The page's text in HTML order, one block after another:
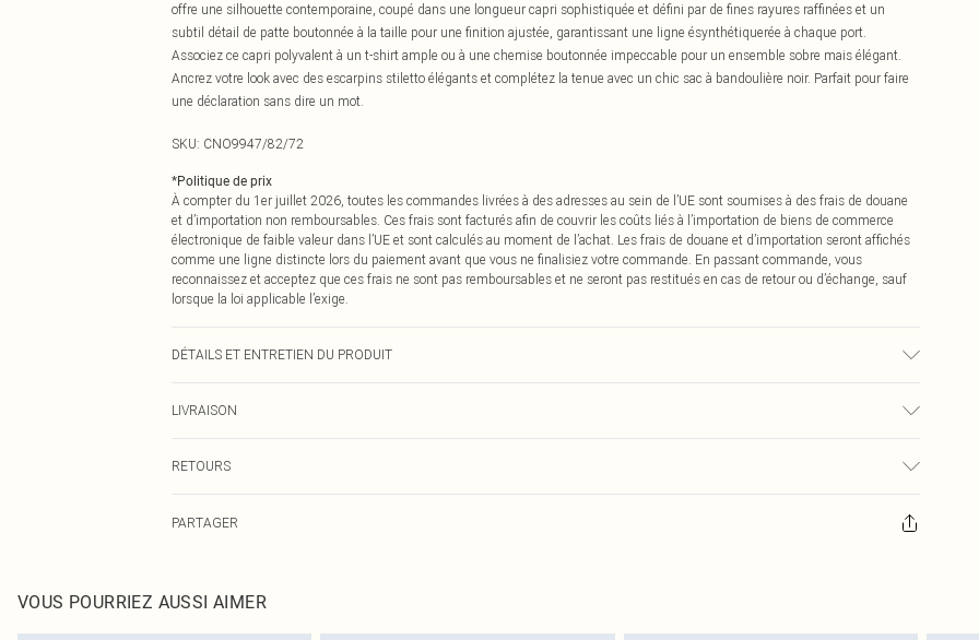
offre une silhouette contemporaine, coupé dans une longueur capri sophistiquée et défini par de fines rayures raffinées et un
subtil détail de patte boutonnée à la taille pour une finition ajustée, garantissant une ligne ésynthétiquerée à chaque port.
Associez ce capri polyvalent à un t-shirt ample ou à une chemise boutonnée impeccable pour un ensemble sobre mais élégant.
Ancrez votre look avec des escarpins stiletto élégants et complétez la tenue avec un chic sac à bandoulière noir. Parfait pour faire
une déclaration sans dire un mot.
SKU: CNO9947/82/72
*Politique de prix
À compter du 1er juillet 2026, toutes les commandes livrées à des adresses au sein de l’UE sont soumises à des frais de douane
et d’importation non remboursables. Ces frais sont facturés afin de couvrir les coûts liés à l’importation de biens de commerce
électronique de faible valeur dans l’UE et sont calculés au moment de l’achat. Les frais de douane et d’importation seront affichés
comme une ligne distincte lors du paiement avant que vous ne finalisiez votre commande. En passant commande, vous
reconnaissez et acceptez que ces frais ne sont pas remboursables et ne seront pas restitués en cas de retour ou d’échange, sauf
lorsque la loi applicable l’exige.
DÉTAILS ET ENTRETIEN DU PRODUIT
LIVRAISON
€7.99
RETOURS
Veuillez noter que nous ne pouvons pas rembourser les masques tendance, les cosmétiques, les bijoux pour piercings, les jouets
également être essayées en intérieur. Les articles pour la maison, y compris le linge de lit, les matelas, les surmatelas et les
PARTAGER
VOUS POURRIEZ AUSSI AIMER